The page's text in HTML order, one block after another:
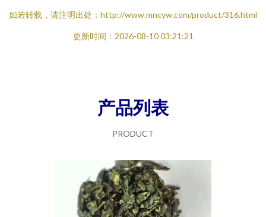
如若转载，请注明出处：http://www.mncyw.com/product/316.html
更新时间：2026-08-10 03:21:21
产品列表
PRODUCT